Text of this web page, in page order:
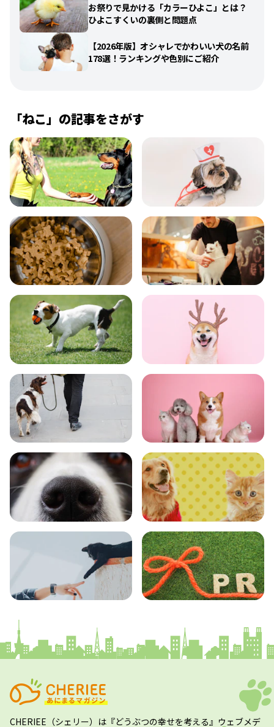
お祭りで見かける「カラーひよこ」とは？
ひよこすくいの裏側と問題点
【2026年版】オシャレでかわいい犬の名前
178選！ランキングや色別にご紹介
「ねこ」の記事をさがす
飼い方 健康
食事 お手入れ
トレーニング グッズ
おでかけ 図鑑
エンタメ クイズ
CHERIEE（シェリー） は『どうぶつの幸せを考える』ウェブメデ